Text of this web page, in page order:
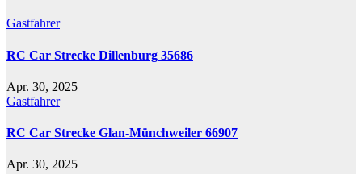
Gastfahrer
RC Car Strecke Dillenburg 35686
Apr. 30, 2025
Gastfahrer
RC Car Strecke Glan-Münchweiler 66907
Apr. 30, 2025